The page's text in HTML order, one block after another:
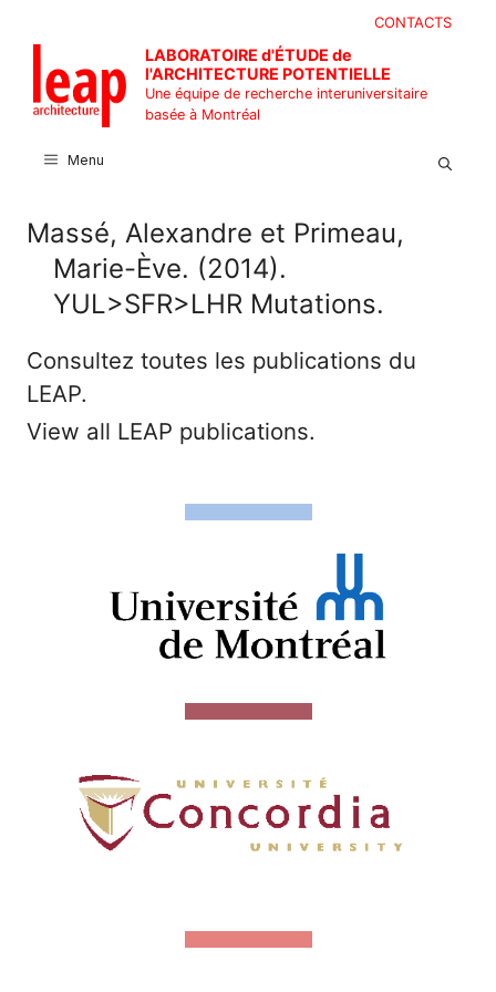
contenu
CONTACTS
LABORATOIRE d'ÉTUDE de
l'ARCHITECTURE POTENTIELLE
Une équipe de recherche interuniversitaire
basée à Montréal
Menu
Massé, Alexandre et Primeau,
Marie-Ève. (2014).
YUL>SFR>LHR Mutations.
Consultez toutes les publications du
LEAP.
View all LEAP publications.